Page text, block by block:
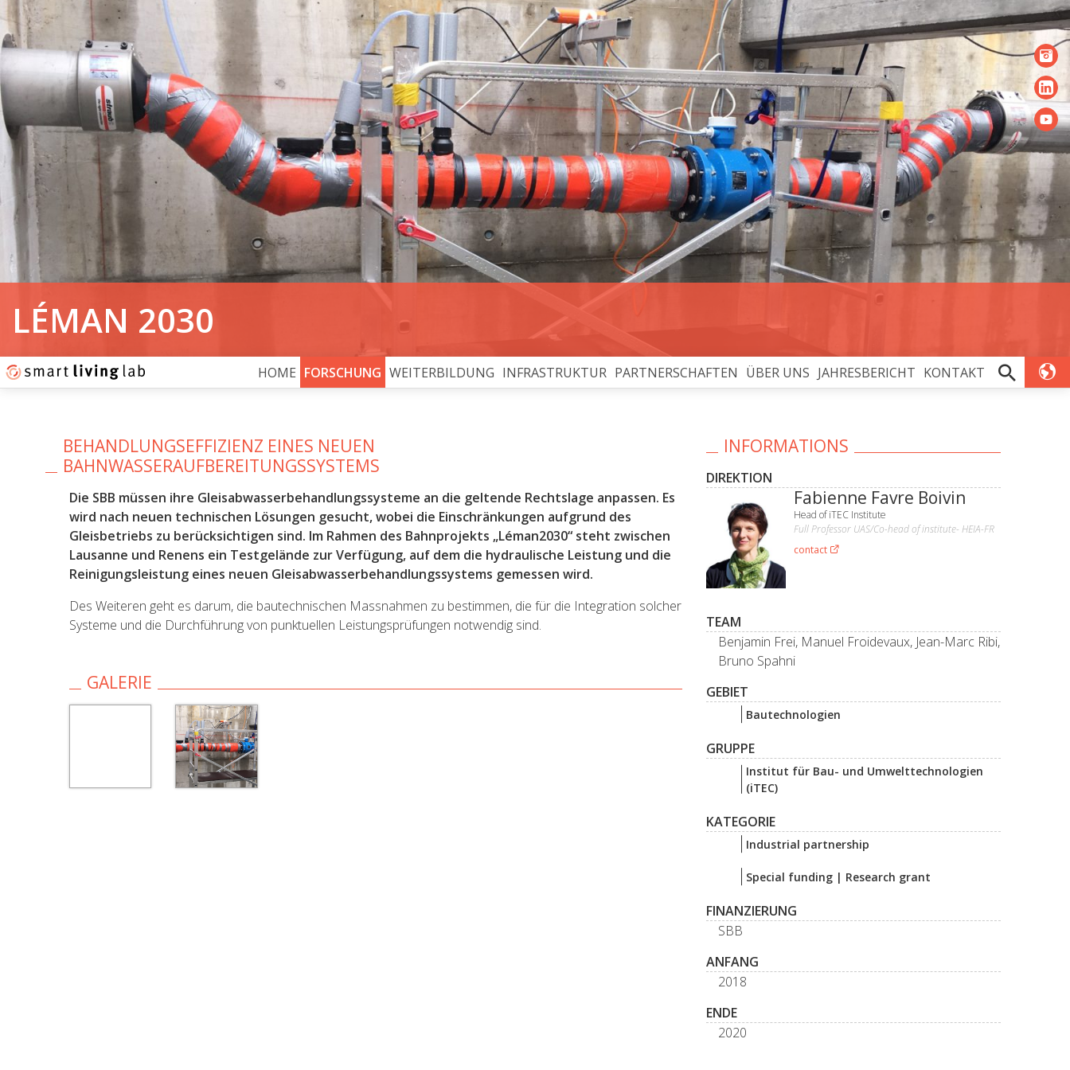
LÉMAN 2030
HOME FORSCHUNG WEITERBILDUNG INFRASTRUKTUR PARTNERSCHAFTEN ÜBER UNS JAHRESBERICHT KONTAKT
BEHANDLUNGSEFFIZIENZ EINES NEUEN
BAHNWASSERAUFBEREITUNGSSYSTEMS
Die SBB müssen ihre Gleisabwasserbehandlungssysteme an die geltende Rechtslage anpassen. Es
wird nach neuen technischen Lösungen gesucht, wobei die Einschränkungen aufgrund des
Gleisbetriebs zu berücksichtigen sind. Im Rahmen des Bahnprojekts „Léman2030“ steht zwischen
Lausanne und Renens ein Testgelände zur Verfügung, auf dem die hydraulische Leistung und die
Reinigungsleistung eines neuen Gleisabwasserbehandlungssystems gemessen wird.
Des Weiteren geht es darum, die bautechnischen Massnahmen zu bestimmen, die für die Integration solcher
Systeme und die Durchführung von punktuellen Leistungsprüfungen notwendig sind.
GALERIE
INFORMATIONS
DIREKTION
Fabienne Favre Boivin
Head of iTEC Institute
Full Professor UAS/Co-head of institute- HEIA-FR
contact
TEAM
Benjamin Frei, Manuel Froidevaux, Jean-Marc Ribi,
Bruno Spahni
GEBIET
Bautechnologien
GRUPPE
Institut für Bau- und Umwelttechnologien
(iTEC)
KATEGORIE
Industrial partnership
Special funding | Research grant
FINANZIERUNG
SBB
ANFANG
2018
ENDE
2020